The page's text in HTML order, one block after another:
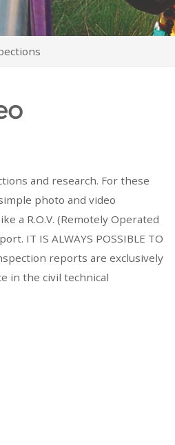
and research. For these
photo and video
a R.O.V. (Remotely Operated
IT IS ALWAYS POSSIBLE TO
reports are exclusively
in the civil technical